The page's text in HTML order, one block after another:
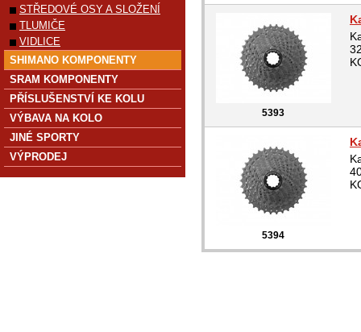
5393
5394
STŘEDOVÉ OSY A SLOŽENÍ
TLUMIČE
VIDLICE
SHIMANO KOMPONENTY
SRAM KOMPONENTY
PŘÍSLUŠENSTVÍ KE KOLU
VÝBAVA NA KOLO
JINÉ SPORTY
VÝPRODEJ